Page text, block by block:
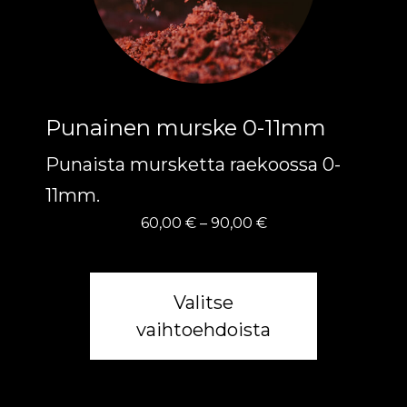
Punainen murske 0-11mm
60,00 € – 90,00 €Hintaluokka:
-
Punaista mursketta raekoossa 0-
11mm.
Valitse
vaihtoehdoista
sivulla.